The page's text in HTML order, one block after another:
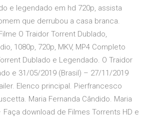
e legendado em hd 720p, assista
que derrubou a casa branca.
O Traidor Torrent Dublado,
1080p, 720p, MKV, MP4 Completo
Dublado e Legendado. O Traidor
e 31/05/2019 (Brasil) – 27/11/2019
Elenco principal. Pierfrancesco
Maria Fernanda Cândido. Maria
Faça download de Filmes Torrents HD e